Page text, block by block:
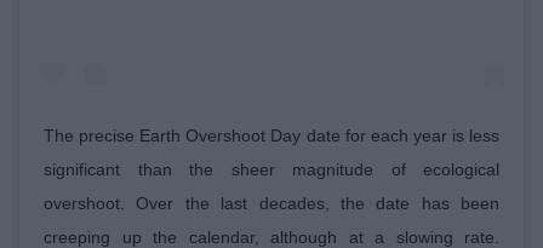
The precise Earth Overshoot Day date for each year is less
significant than the sheer magnitude of ecological
overshoot. Over the last decades, the date has been
creeping up the calendar, although at a slowing rate.